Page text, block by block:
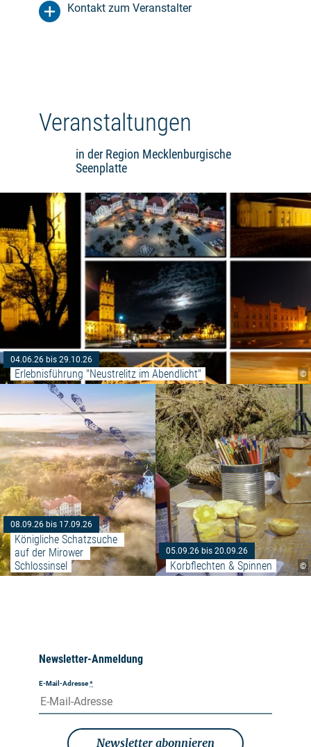
Kontakt zum Veranstalter
Veranstaltungen
in der Region Mecklenburgische
Seenplatte
©
04.06.26 bis 29.10.26
Erlebnisführung "Neustrelitz im Abendlicht"
08.09.26 bis 17.09.26
Königliche Schatzsuche
auf der Mirower
Schlossinsel
Weiterlesen: "Königliche
©
05.09.26 bis 20.09.26
Korbflechten & Spinnen
Newsletter-Anmeldung
E-Mail-Adresse*
Newsletter abonnieren